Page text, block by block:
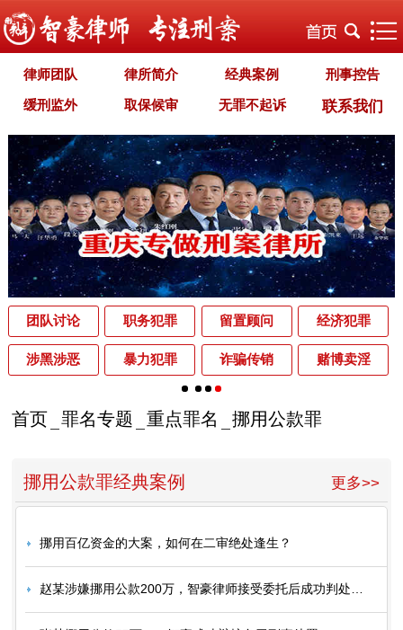
律师团队 律所简介 经典案例 刑事控告
缓刑监外 取保候审 无罪不起诉 联系我们
职务犯罪 经济犯罪 毒品犯罪 罪名专题
智豪文化 自首立功 首席律师致辞 智豪视野
刑罚种类 刑事法规 犯罪释义 刑事知识
法律援助 刑事资讯 刑事文书 案件动态
辩护词集 常见问题 办理中的案件 业务范围
为什么选择智豪 办案机关 中国法律讲堂 辨别伪专业
罪名解析库 网站地图
团队讨论 职务犯罪 留置顾问 经济犯罪
涉黑涉恶 暴力犯罪 诈骗传销 赌博卖淫
首页 罪名专题 重点罪名 挪用公款罪
更多>>
挪用公款罪经典案例
挪用百亿资金的大案，如何在二审绝处逢生？